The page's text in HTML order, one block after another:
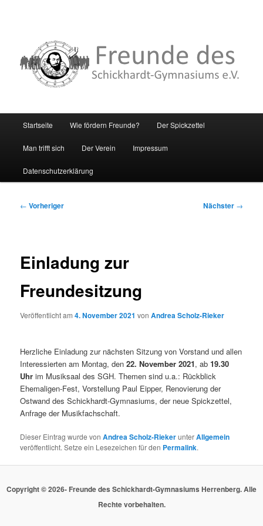
Zum
primären
Inhalt
springen
Startseite Wie fördern Freunde? Der Spickzettel
Man trifft sich Der Verein Impressum
Datenschutzerklärung
Beitragsnavigation
← Vorheriger Nächster →
Einladung zur
Freundesitzung
Veröffentlicht am4. November 2021 vonAndrea Scholz-Rieker
Herzliche Einladung zur nächsten Sitzung von Vorstand und allen
Interessierten am Montag, den22. November 2021, ab19.30
Uhrim Musiksaal des SGH. Themen sind u.a.: Rückblick
Ehemaligen-Fest, Vorstellung Paul Eipper, Renovierung der
Ostwand des Schickhardt-Gymnasiums, der neue Spickzettel,
Anfrage der Musikfachschaft.
Dieser Eintrag wurde vonAndrea Scholz-RiekerunterAllgemein
veröffentlicht. Setze ein Lesezeichen für den Permalink.
Copyright © 2026- Freunde des Schickhardt-Gymnasiums Herrenberg. Alle
Rechte vorbehalten.